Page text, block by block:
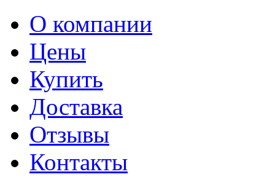
О компании
Цены
Купить
Доставка
Отзывы
Контакты